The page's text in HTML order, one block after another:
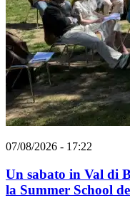
07/08/2026 - 17:22
Un sabato in Val di
la Summer School